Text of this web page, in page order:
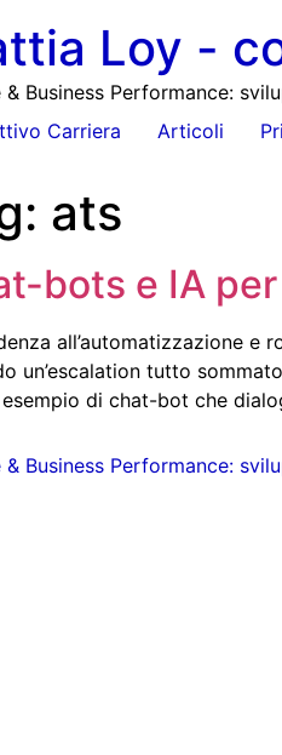
Loy -
& Business Performance:
Carriera
Articoli
ats
bots e IA
all’automatizzazione e
un’escalation tutto
di chat-bot che
& Business Performance: